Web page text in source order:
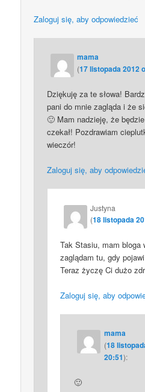
Zaloguj się, aby odpowiedzieć
mama
(17 listopada 2012
Dziękuję za te słowa!
pani do mnie zagląda i że
🙂 Mam nadzieję, że
czekał! Pozdrawiam
wieczór!
Zaloguj się, aby
Justyna
(18 listopada
Tak Stasiu, mam bloga
zaglądam tu, gdy
Teraz życzę Ci dużo
Zaloguj się, aby
mama
(18
20:51):
🙂